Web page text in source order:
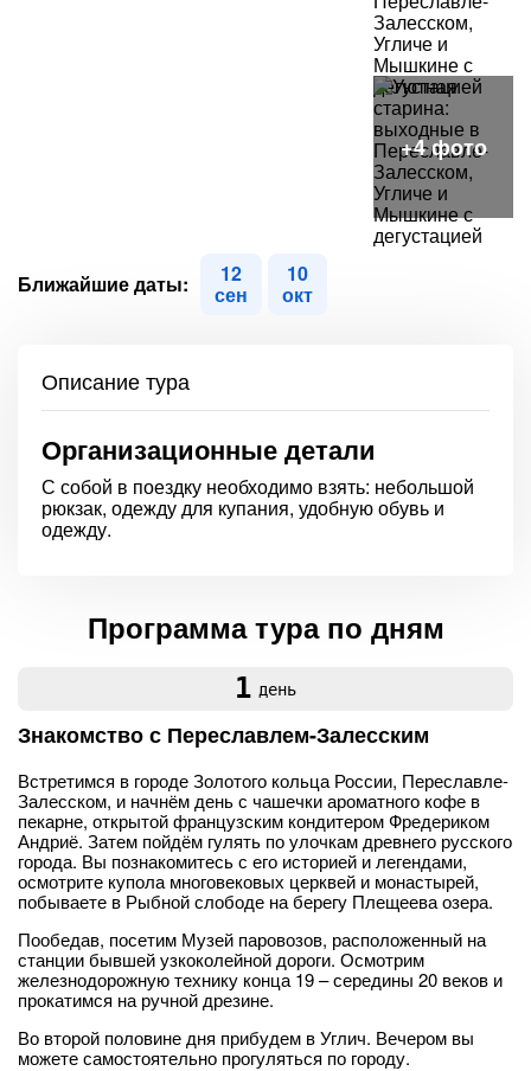
Ближайшие даты: 12
сен
10
окт
Описание тура
Организационные детали
С собой в поездку необходимо взять: небольшой
рюкзак, одежду для купания, удобную обувь и
одежду.
Программа тура по дням
1 день
Знакомство с Переславлем-Залесским
Встретимся в городе Золотого кольца России, Переславле-
Залесском, и начнём день с чашечки ароматного кофе в
пекарне, открытой французским кондитером Фредериком
Андриё. Затем пойдём гулять по улочкам древнего русского
города. Вы познакомитесь с его историей и легендами,
осмотрите купола многовековых церквей и монастырей,
побываете в Рыбной слободе на берегу Плещеева озера.
Пообедав, посетим Музей паровозов, расположенный на
станции бывшей узкоколейной дороги. Осмотрим
железнодорожную технику конца 19 – середины 20 веков и
прокатимся на ручной дрезине.
Во второй половине дня прибудем в Углич. Вечером вы
можете самостоятельно прогуляться по городу.